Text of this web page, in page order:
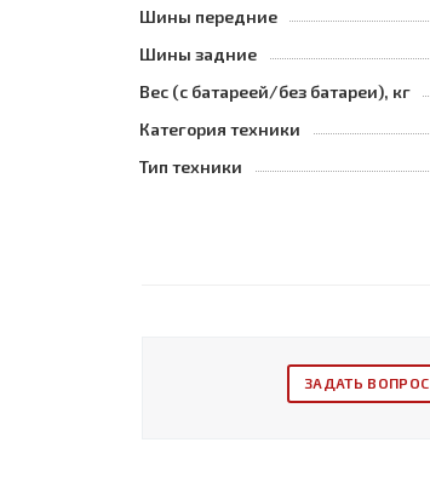
Шины передние
Шины задние
Вес (с батареей/без батареи), кг
Категория техники
Тип техники
ЗАДАТЬ ВОПРОС